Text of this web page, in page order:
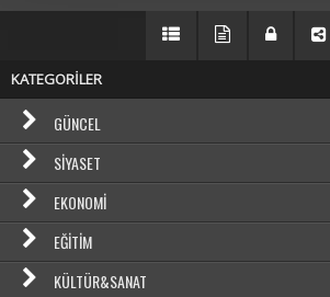
KATEGORİLER
GÜNCEL
SIYASET
EKONOMI
EĞITIM
KÜLTÜR&SANAT